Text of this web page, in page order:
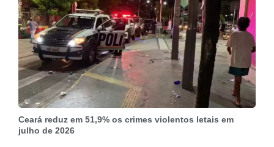
Ceará reduz em 51,9% os crimes violentos letais em
julho de 2026